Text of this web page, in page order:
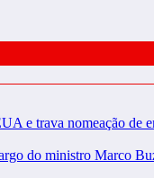
e trava nomeação de
do ministro Marco